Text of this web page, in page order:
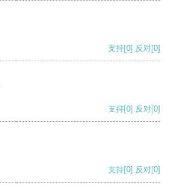
支持[0] 反对[0]
支持[0] 反对[0]
支持[0] 反对[0]